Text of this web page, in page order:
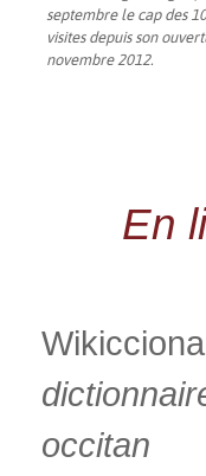
septembre le cap des
visites depuis son
novembre 2012.
En
occitan